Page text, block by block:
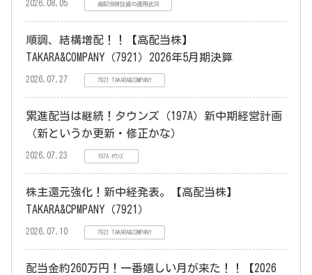
2026.08.05 高配当株投資の運用状況
順調、結構増配！！【高配当株】
TAKARA&COMPANY（7921）2026年5月期決算
2026.07.27 7921 TAKARA&COMPANY
累進配当は継続！タウンズ（197A）新中期経営計画
（新というか更新・修正かな）
2026.07.23 197A ﾀｳﾝｽﾞ
株主還元強化！新中経発表。【高配当株】
TAKARA&CPMPANY（7921）
2026.07.10 7921 TAKARA&COMPANY
配当金約260万円！一番嬉しい月が来た！！【2026